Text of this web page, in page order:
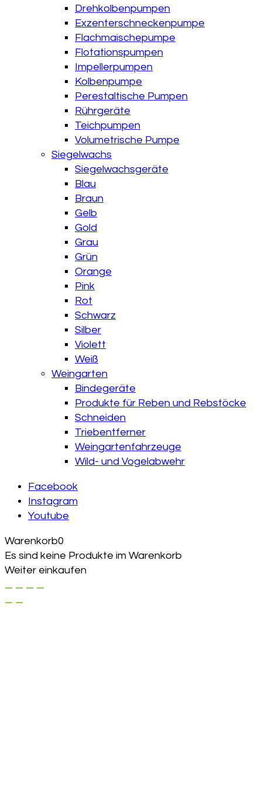
Drehkolbenpumpen
Exzenterschneckenpumpe
Flachmaischepumpe
Flotationspumpen
Impellerpumpen
Kolbenpumpe
Perestaltische Pumpen
Rührgeräte
Teichpumpen
Volumetrische Pumpe
Siegelwachs
Siegelwachsgeräte
Blau
Braun
Gelb
Gold
Grau
Grün
Orange
Pink
Rot
Schwarz
Silber
Violett
Weiß
Weingarten
Bindegeräte
Produkte für Reben und Rebstöcke
Schneiden
Triebentferner
Weingartenfahrzeuge
Wild- und Vogelabwehr
Facebook
Instagram
Youtube
Warenkorb0
Es sind keine Produkte im Warenkorb
Weiter einkaufen